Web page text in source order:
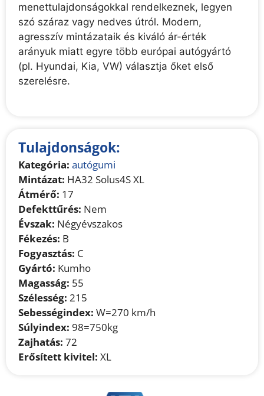
menettulajdonságokkal rendelkeznek, legyen
szó száraz vagy nedves útról. Modern,
agresszív mintázataik és kiváló ár-érték
arányuk miatt egyre több európai autógyártó
(pl. Hyundai, Kia, VW) választja őket első
szerelésre.
Tulajdonságok:
Kategória: autógumi
Mintázat: HA32 Solus4S XL
Átmérő: 17
Defekttűrés: Nem
Évszak: Négyévszakos
Fékezés: B
Fogyasztás: C
Gyártó: Kumho
Magasság: 55
Szélesség: 215
Sebességindex: W=270 km/h
Súlyindex: 98=750kg
Zajhatás: 72
Erősített kivitel: XL